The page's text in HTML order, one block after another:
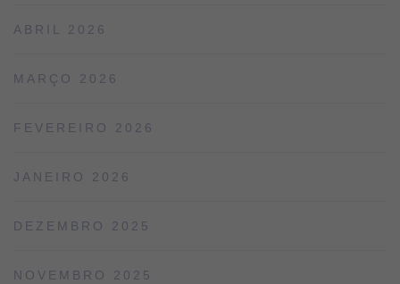
ABRIL 2026
MARÇO 2026
FEVEREIRO 2026
JANEIRO 2026
DEZEMBRO 2025
NOVEMBRO 2025